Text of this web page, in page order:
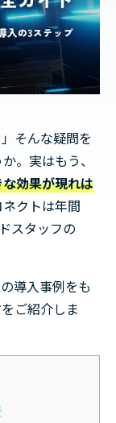
そんな疑問を
。実はもう、
効果が現れは
クトは年間
スタッフの
導入事例をも
ご紹介しま